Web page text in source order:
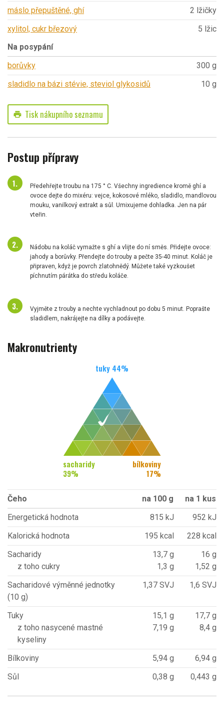
máslo přepuštěné, ghí
2 lžičky
xylitol, cukr březový
5 lžic
Na posypání
borůvky
300 g
sladidlo na bázi stévie, steviol glykosidů
10 g
print Tisk nákupního seznamu
Postup přípravy
Předehřejte troubu na 175 ° C. Všechny ingredience kromě ghí a
ovoce dejte do mixéru: vejce, kokosové mléko, sladidlo, mandlovou
mouku, vanilkový extrakt a sůl. Umixujeme dohladka. Jen na pár
vteřin.
Nádobu na koláč vymažte s ghí a vlijte do ní směs. Přidejte ovoce:
jahody a borůvky. Přendejte do trouby a pečte 35-40 minut. Koláč je
připraven, když je povrch zlatohnědý. Můžete také vyzkoušet
píchnutím párátka do středu koláče.
Vyjměte z trouby a nechte vychladnout po dobu 5 minut. Poprašte
sladidlem, nakrájejte na dílky a podávejte.
Makronutrienty
tuky 44%
sacharidy
39%
bílkoviny
17%
Čeho na 100 g
na 1 kus
Energetická hodnota
815 kJ
952 kJ
Kalorická hodnota
195 kcal
228 kcal
Sacharidy
z toho cukry
13,7 g
1,3 g
16 g
1,52 g
Sacharidové výměnné jednotky
(10 g)
1,37 SVJ 1,6 SVJ
Tuky
z toho nasycené mastné
kyseliny
15,1 g
7,19 g
17,7 g
8,4 g
Bílkoviny 5,94 g
6,94 g
Sůl
0,38 g 0,443 g